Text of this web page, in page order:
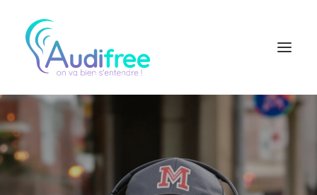
Logiciel Audioprothésiste
Actualités
Accès partenaire